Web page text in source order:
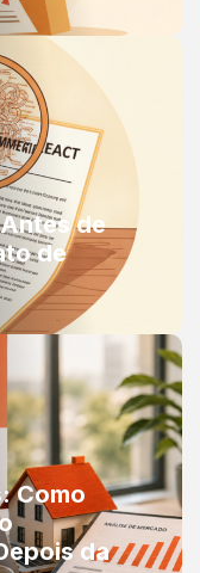
de
de
Como
da